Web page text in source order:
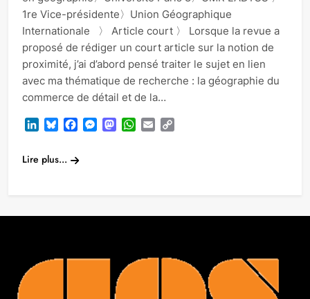
1re Vice-présidente〉Union Géographique
Internationale 〉 Article court 〉 Lorsque la revue a
proposé de rédiger un court article sur la notion de
proximité, j’ai d’abord pensé traiter le sujet en lien
avec ma thématique de recherche : la géographie du
commerce de détail et de la…
LinkedInBlueskyFacebook
Messenger
Mastodon
WhatsApp
Email
Lire plus...